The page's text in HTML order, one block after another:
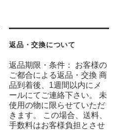
返品・交換について
返品期限・条件： お客様の
ご都合による返品・交換 商
品到着後、1週間以内にメ
ールにてご連絡下さい。 未
使用の物に限らせていただ
きます。 この場合、送料、
手数料はお客様負担とさせ